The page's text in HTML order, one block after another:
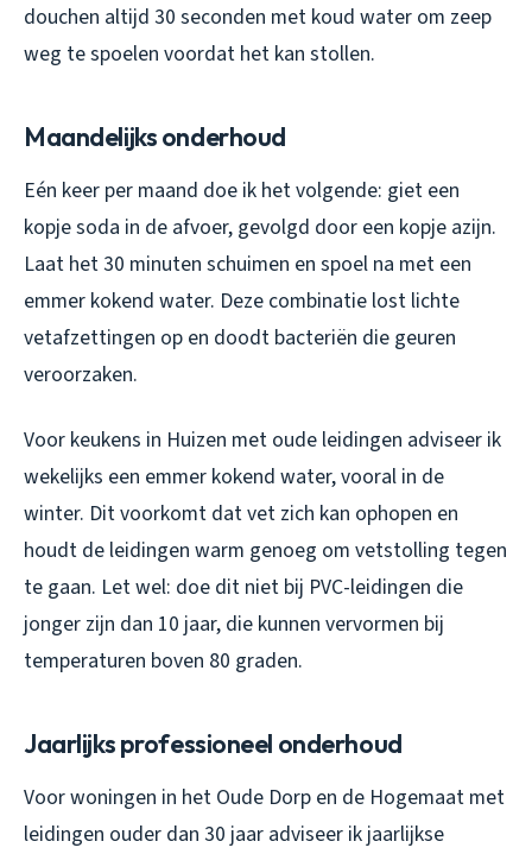
douchen altijd 30 seconden met koud water om zeep
weg te spoelen voordat het kan stollen.
Maandelijks onderhoud
Eén keer per maand doe ik het volgende: giet een
kopje soda in de afvoer, gevolgd door een kopje azijn.
Laat het 30 minuten schuimen en spoel na met een
emmer kokend water. Deze combinatie lost lichte
vetafzettingen op en doodt bacteriën die geuren
veroorzaken.
Voor keukens in Huizen met oude leidingen adviseer ik
wekelijks een emmer kokend water, vooral in de
winter. Dit voorkomt dat vet zich kan ophopen en
houdt de leidingen warm genoeg om vetstolling tegen
te gaan. Let wel: doe dit niet bij PVC-leidingen die
jonger zijn dan 10 jaar, die kunnen vervormen bij
temperaturen boven 80 graden.
Jaarlijks professioneel onderhoud
Voor woningen in het Oude Dorp en de Hogemaat met
leidingen ouder dan 30 jaar adviseer ik jaarlijkse